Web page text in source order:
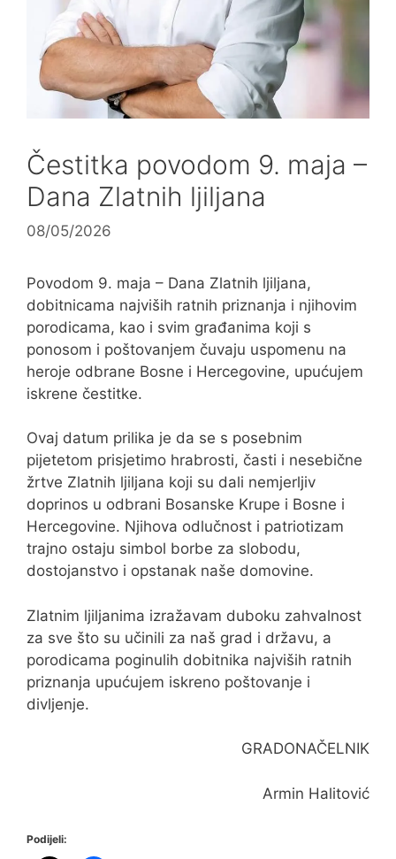
Čestitka povodom 9. maja –
Dana Zlatnih ljiljana
08/05/2026
Povodom 9. maja – Dana Zlatnih ljiljana,
dobitnicama najviših ratnih priznanja i njihovim
porodicama, kao i svim građanima koji s
ponosom i poštovanjem čuvaju uspomenu na
heroje odbrane Bosne i Hercegovine, upućujem
iskrene čestitke.
Ovaj datum prilika je da se s posebnim
pijetetom prisjetimo hrabrosti, časti i nesebične
žrtve Zlatnih ljiljana koji su dali nemjerljiv
doprinos u odbrani Bosanske Krupe i Bosne i
Hercegovine. Njihova odlučnost i patriotizam
trajno ostaju simbol borbe za slobodu,
dostojanstvo i opstanak naše domovine.
Zlatnim ljiljanima izražavam duboku zahvalnost
za sve što su učinili za naš grad i državu, a
porodicama poginulih dobitnika najviših ratnih
priznanja upućujem iskreno poštovanje i
divljenje.
GRADONAČELNIK
Armin Halitović
Podijeli: